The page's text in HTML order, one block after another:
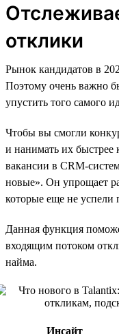
отклики
Рынок кандидатов в
Поэтому очень важно
упустить того самого
Чтобы вы смогли
и нанимать их быстрее
вакансии в CRM-
новые». Он упрощает
которые еще не успели
Данная функция
входящим потоком
найма.
Инсайт